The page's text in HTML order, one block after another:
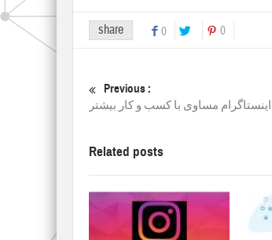
share 0 0
Previous :
اینستاگرام مساوی با کسب و کار بیشتر
Related posts